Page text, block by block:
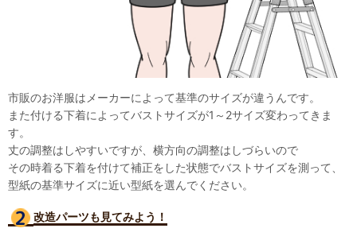
市販のお洋服はメーカーによって基準のサイズが違うんです。
また付ける下着によってバストサイズが1～2サイズ変わってきま
す。
丈の調整はしやすいですが、横方向の調整はしづらいので
その時着る下着を付けて補正をした状態でバストサイズを測って、
型紙の基準サイズに近い型紙を選んでください。
改造パーツも見てみよう！